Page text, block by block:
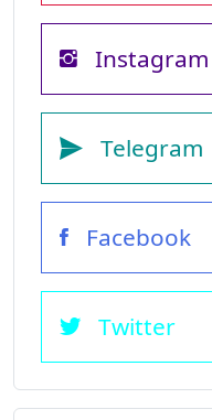
Instagram
Telegram
Facebook
Twitter